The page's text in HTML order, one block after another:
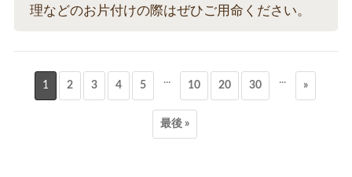
理などのお片付けの際はぜひご用命ください。
1 2 3 4 5 ... 10 20 30 ... »
最後 »